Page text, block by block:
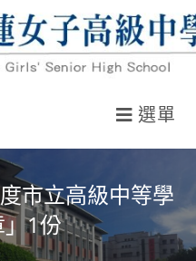
選單
市立高級中等學
1份